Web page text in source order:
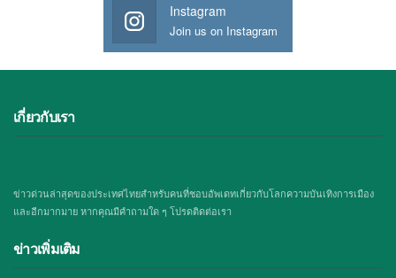
Instagram
Join us on Instagram
เกี่ยวกับเรา
ข่าวด่วนล่าสุดของประเทศไทยสำหรับคนที่ชอบอัพเดทเกี่ยวกับโลกความบันเทิงการเมือง
และอีกมากมาย หากคุณมีคำถามใด ๆ โปรดติดต่อเรา
ข่าวเพิ่มเติม